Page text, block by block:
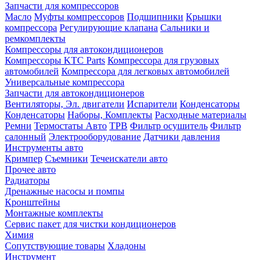
Запчасти для компрессоров
Масло Муфты компрессоров Подшипники Крышки
компрессора Регулирующие клапана Сальники и
ремкомплекты
Компрессоры для автокондиционеров
Компрессоры KTC Parts Компрессора для грузовых
автомобилей Компрессора для легковых автомобилей
Универсальные компрессора
Запчасти для автокондиционеров
Вентиляторы, Эл. двигатели Испарители Конденсаторы
Конденсаторы Наборы, Комплекты Расходные материалы
Ремни Термостаты Авто ТРВ Фильтр осушитель Фильтр
салонный Электрооборудование Датчики давления
Инструменты авто
Кримпер Съемники Течеискатели авто
Прочее авто
Радиаторы
Дренажные насосы и помпы
Кронштейны
Монтажные комплекты
Сервис пакет для чистки кондиционеров
Химия
Сопутствующие товары Хладоны
Инструмент